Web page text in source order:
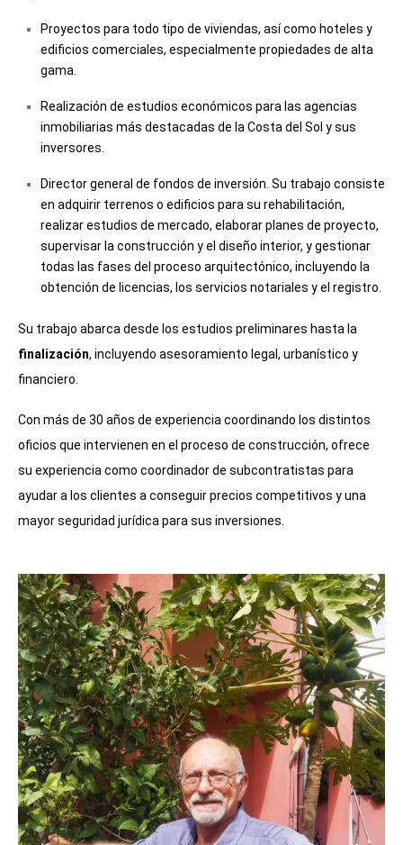
Proyectos para todo tipo de viviendas, así como hoteles y
edificios comerciales, especialmente propiedades de alta
gama.
Realización de estudios económicos para las agencias
inmobiliarias más destacadas de la Costa del Sol y sus
inversores.
Director general de fondos de inversión. Su trabajo consiste
en adquirir terrenos o edificios para su rehabilitación,
realizar estudios de mercado, elaborar planes de proyecto,
supervisar la construcción y el diseño interior, y gestionar
todas las fases del proceso arquitectónico, incluyendo la
obtención de licencias, los servicios notariales y el registro.
Su trabajo abarca desde los estudios preliminares hasta la
finalización, incluyendo asesoramiento legal, urbanístico y
financiero.
Con más de 30 años de experiencia coordinando los distintos
oficios que intervienen en el proceso de construcción, ofrece
su experiencia como coordinador de subcontratistas para
ayudar a los clientes a conseguir precios competitivos y una
mayor seguridad jurídica para sus inversiones.